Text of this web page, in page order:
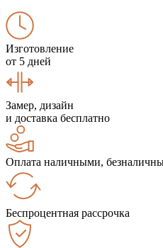
Изготовление
от 5 дней
Замер, дизайн
и доставка бесплатно
Оплата наличными,
Беспроцентная рассрочка